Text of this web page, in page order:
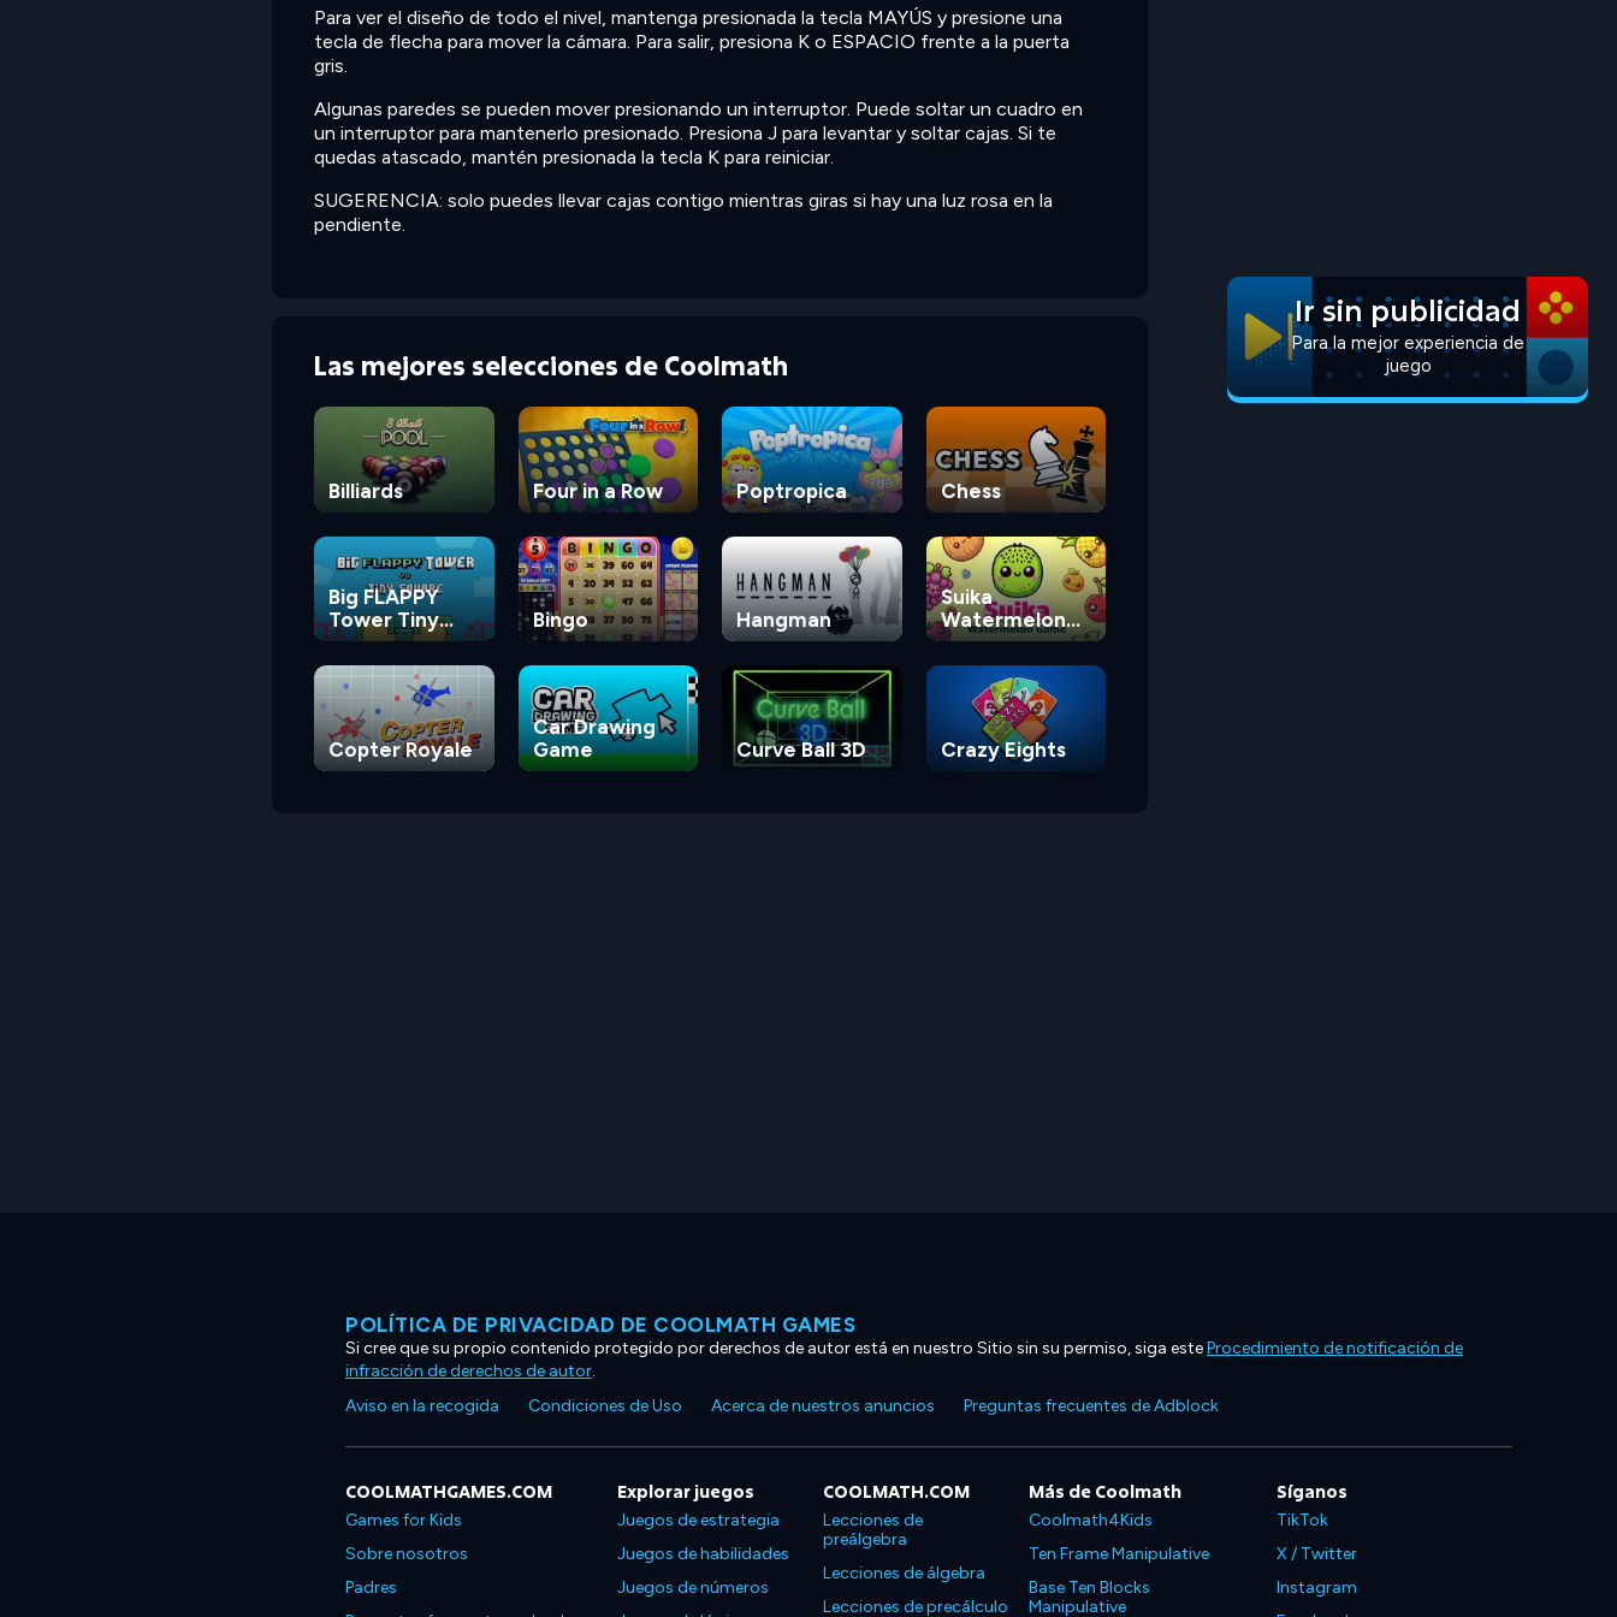
Para ver el diseño de todo el nivel, mantenga presionada la tecla MAYÚS y presione una
tecla de flecha para mover la cámara. Para salir, presiona K o ESPACIO frente a la puerta
gris.
Algunas paredes se pueden mover presionando un interruptor. Puede soltar un cuadro en
un interruptor para mantenerlo presionado. Presiona J para levantar y soltar cajas. Si te
quedas atascado, mantén presionada la tecla K para reiniciar.
SUGERENCIA: solo puedes llevar cajas contigo mientras giras si hay una luz rosa en la
pendiente.
Las mejores selecciones de Coolmath
Billiards Four in a Row Poptropica Chess
Big FLAPPY
Tower Tiny
Square
Bingo Hangman
Suika
Watermelon
Game
Copter Royale
Car Drawing
Game
Curve Ball 3D Crazy Eights
Ir sin publicidad
Para la mejor experiencia de
juego
POLÍTICA DE PRIVACIDAD DE COOLMATH GAMES
Si cree que su propio contenido protegido por derechos de autor está en nuestro Sitio sin su permiso, siga esteProcedimiento de notificación de
infracción de derechos de autor.
Aviso en la recogida
Condiciones de Uso Acerca de nuestros anuncios Preguntas frecuentes de Adblock
COOLMATHGAMES.COM
Games for Kids
Sobre nosotros
Padres
Explorar juegos
Juegos de estrategia
Juegos de habilidades
Juegos de números
COOLMATH.COM
Lecciones de
preálgebra
Lecciones de álgebra
Lecciones de precálculo
Más de Coolmath
Coolmath4Kids
Ten Frame Manipulative
Base Ten Blocks
Manipulative
Síganos
TikTok
X / Twitter
Instagram